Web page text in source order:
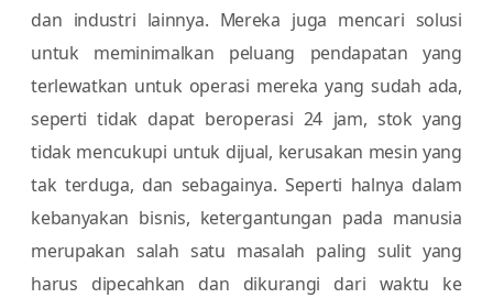
dan industri lainnya. Mereka juga mencari solusi
untuk meminimalkan peluang pendapatan yang
terlewatkan untuk operasi mereka yang sudah ada,
seperti tidak dapat beroperasi 24 jam, stok yang
tidak mencukupi untuk dijual, kerusakan mesin yang
tak terduga, dan sebagainya. Seperti halnya dalam
kebanyakan bisnis, ketergantungan pada manusia
merupakan salah satu masalah paling sulit yang
harus dipecahkan dan dikurangi dari waktu ke